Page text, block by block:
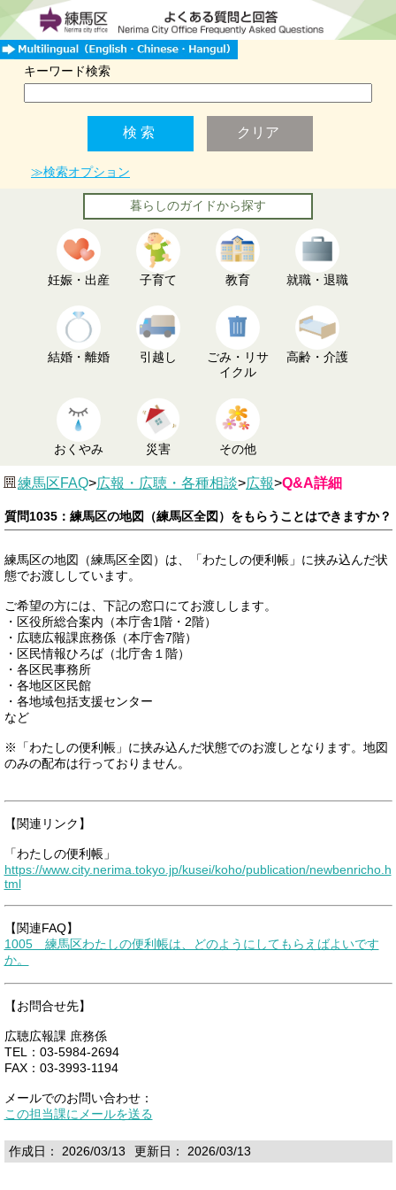
キーワード検索
≫検索オプション
暮らしのガイドから探す
妊娠・出産 子育て 教育 就職・退職
結婚・離婚 引越し
ごみ・リサ
イクル
高齢・介護
おくやみ 災害 その他
練馬区FAQ>広報・広聴・各種相談>広報>Q&A詳細
質問1035：練馬区の地図（練馬区全図）をもらうことはできますか？
練馬区の地図（練馬区全図）は、「わたしの便利帳」に挟み込んだ状
態でお渡ししています。
ご希望の方には、下記の窓口にてお渡しします。
・区役所総合案内（本庁舎1階・2階）
・広聴広報課庶務係（本庁舎7階）
・区民情報ひろば（北庁舎１階）
・各区民事務所
・各地区区民館
・各地域包括支援センター
など
※「わたしの便利帳」に挟み込んだ状態でのお渡しとなります。地図
のみの配布は行っておりません。
【関連リンク】
「わたしの便利帳」
https://www.city.nerima.tokyo.jp/kusei/koho/publication/newbenricho.h
tml
【関連FAQ】
1005 練馬区わたしの便利帳は、どのようにしてもらえばよいです
か。
【お問合せ先】
広聴広報課 庶務係
TEL：03-5984-2694
FAX：03-3993-1194
メールでのお問い合わせ：
この担当課にメールを送る
作成日： 2026/03/13 更新日： 2026/03/13